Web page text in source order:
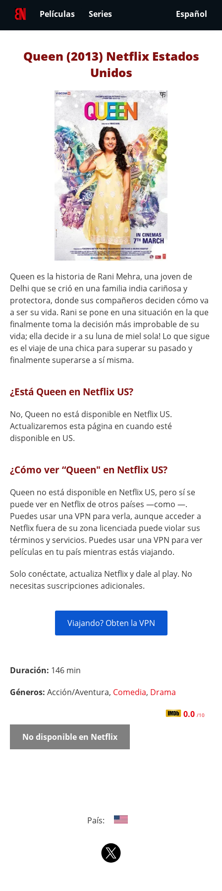
Películas Series Español
Queen (2013) Netflix Estados
Unidos
Queen es la historia de Rani Mehra, una joven de
Delhi que se crió en una familia india cariñosa y
protectora, donde sus compañeros deciden cómo va
a ser su vida. Rani se pone en una situación en la que
finalmente toma la decisión más improbable de su
vida; ella decide ir a su luna de miel sola! Lo que sigue
es el viaje de una chica para superar su pasado y
finalmente superarse a sí misma.
¿Está Queen en Netflix US?
No, Queen no está disponible en Netflix US.
Actualizaremos esta página en cuando esté
disponible en US.
¿Cómo ver “Queen" en Netflix US?
Queen no está disponible en Netflix US, pero sí se
puede ver en Netflix de otros países —como —.
Puedes usar una VPN para verla, aunque acceder a
Netflix fuera de su zona licenciada puede violar sus
términos y servicios. Puedes usar una VPN para ver
películas en tu país mientras estás viajando.
Solo conéctate, actualiza Netflix y dale al play. No
necesitas suscripciones adicionales.
Viajando? Obten la VPN
Duración: 146 min
Géneros: Acción/Aventura, Comedia, Drama
0.0 /10
No disponible en Netflix
País: